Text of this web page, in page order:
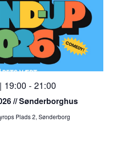
// Sønderborghus
19:00 -21:00
Plads 2, Sønderborg